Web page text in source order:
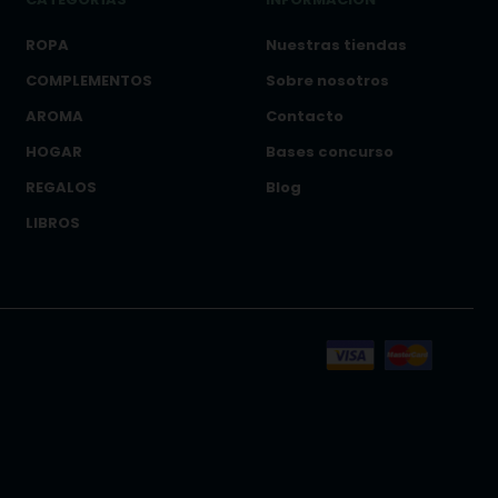
ROPA
COMPLEMENTOS
AROMA
HOGAR
REGALOS
LIBROS
Nuestras tiendas
Sobre nosotros
Contacto
Bases concurso
Blog